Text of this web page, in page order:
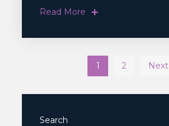
Read More
Posts
pagination
1 2 Next
Search